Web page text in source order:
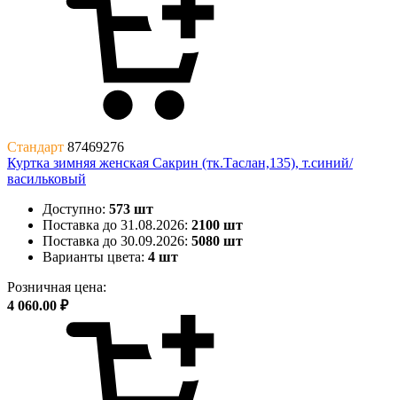
Стандарт 87469276
Куртка зимняя женская Сакрин (тк.Таслан,135), т.синий/
васильковый
Доступно: 573 шт
Поставка до 31.08.2026: 2100 шт
Поставка до 30.09.2026: 5080 шт
Варианты цвета: 4 шт
Розничная цена:
4 060.00 ₽